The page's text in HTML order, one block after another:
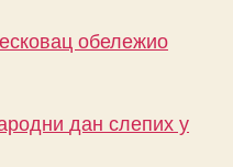
обележио
дан слепих у